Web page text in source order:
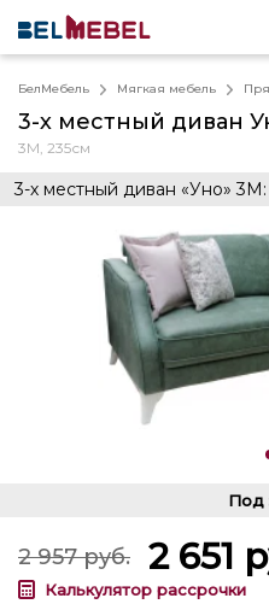
БелМебель Мягкая мебель
3-х местный диван
3М, 235см
3-х местный диван «Уно» 3М:
Под
2 957 руб. 2 651
Калькулятор рассрочки